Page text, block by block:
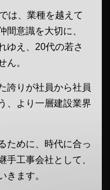
は、業種を越えて
間意識を大切に、
ゆえ、20代の若さ
ん。
誇りが社員から社員
、より一層建設業界
ために、時代に合っ
手工事会社として、
きます。